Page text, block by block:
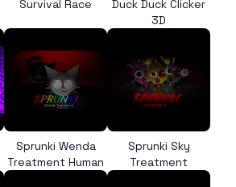
Survival Race
Duck Duck Clicker
3D
Sprunki Wenda
Treatment Human
Sprunki Sky
Treatment